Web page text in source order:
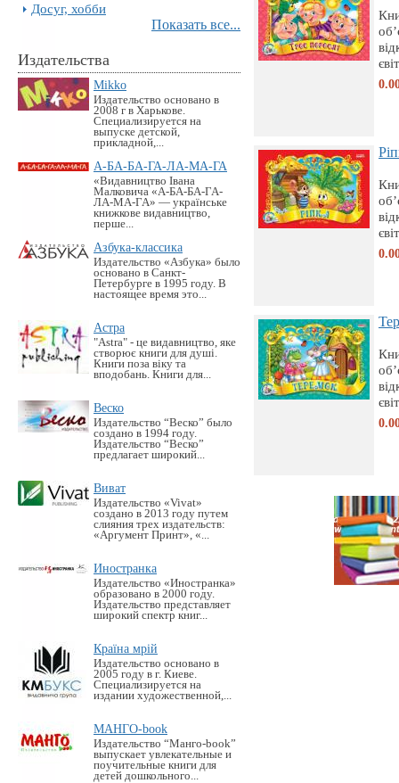
Досуг, хобби
Показать все...
Издательства
Mikko
Издательство основано в
2008 г в Харькове.
Специализируется на
выпуске детской,
прикладной,...
А-БА-БА-ГА-ЛА-МА-ГА
«Видавництво Івана
Малковича «А-БА-БА-ГА-
ЛА-МА-ГА» — українське
книжкове видавництво,
перше...
Азбука-классика
Издательство «Азбука» было
основано в Санкт-
Петербурге в 1995 году. В
настоящее время это...
Астра
"Astra" - це видавництво, яке
створює книги для душі.
Книги поза віку та
вподобань. Книги для...
Веско
Издательство “Веско” было
создано в 1994 году.
Издательство “Веско”
предлагает широкий...
Виват
Издательство «Vivat»
создано в 2013 году путем
слияния трех издательств:
«Аргумент Принт», «...
Иностранка
Издательство «Иностранка»
образовано в 2000 году.
Издательство представляет
широкий спектр книг...
Країна мрій
Издательство основано в
2005 году в г. Киеве.
Специализируется на
издании художественной,...
МАНГО-book
Издательство “Манго-book”
выпускает увлекательные и
поучительные книги для
детей дошкольного...